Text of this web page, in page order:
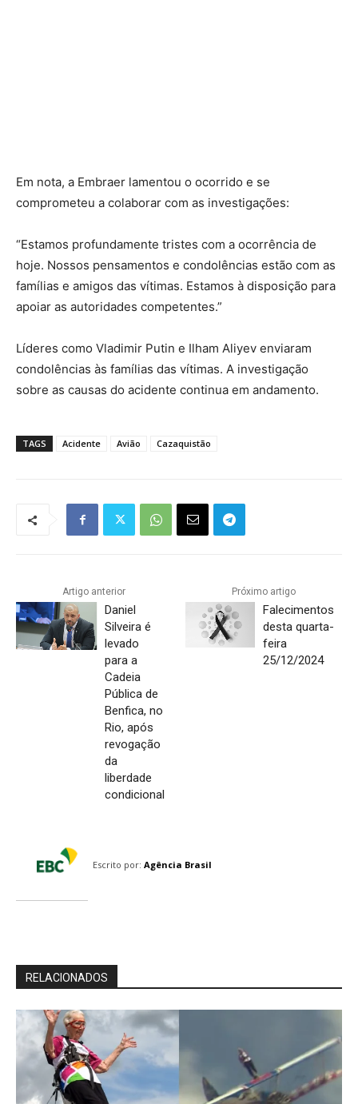
Em nota, a Embraer lamentou o ocorrido e se
comprometeu a colaborar com as investigações:
“Estamos profundamente tristes com a ocorrência de
hoje. Nossos pensamentos e condolências estão com as
famílias e amigos das vítimas. Estamos à disposição para
apoiar as autoridades competentes.”
Líderes como Vladimir Putin e Ilham Aliyev enviaram
condolências às famílias das vítimas. A investigação
sobre as causas do acidente continua em andamento.
TAGS Acidente Avião Cazaquistão
Artigo anterior
Daniel
Silveira é
levado
para a
Cadeia
Pública de
Benfica, no
Rio, após
revogação
da
liberdade
condicional
Próximo artigo
Falecimentos
desta quarta-
feira
25/12/2024
Escrito por: Agência Brasil
RELACIONADOS